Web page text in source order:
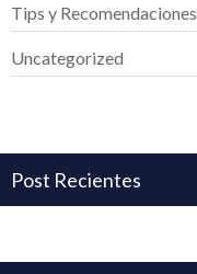
Tips y Recomendaciones
Uncategorized
Post Recientes